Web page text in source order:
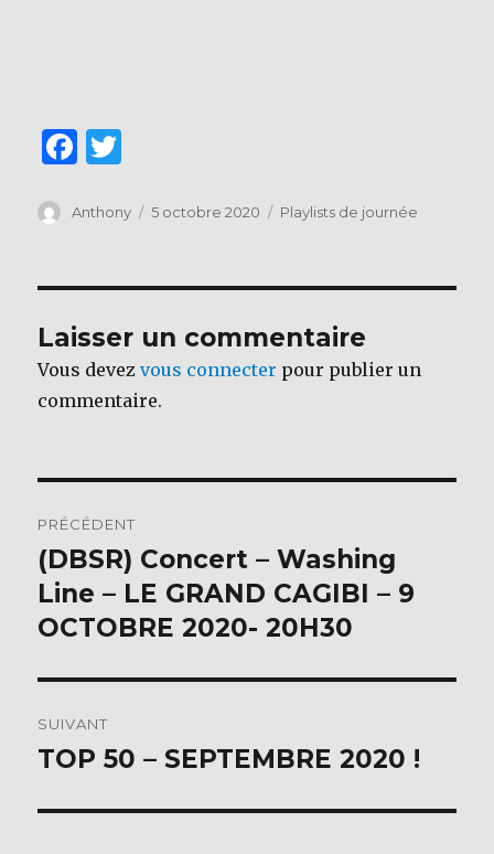
F
c
b
o
o
k
it
r
Auteur
Anthony
Publié
5 octobre 2020 Catégories
Playlists de journée
Laisser un commentaire
Vous devezvous connecter pour publier un
commentaire.
de
l’article
PRÉCÉDENT
Publication
précédente :
(DBSR) Concert – Washing
Line – LE GRAND CAGIBI – 9
OCTOBRE 2020- 20H30
SUIVANT
Publication
TOP 50 – SEPTEMBRE 2020 !